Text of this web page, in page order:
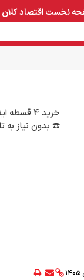
نخستاقتصاد کلان
خرید 4
☎️ بدون نیاز به